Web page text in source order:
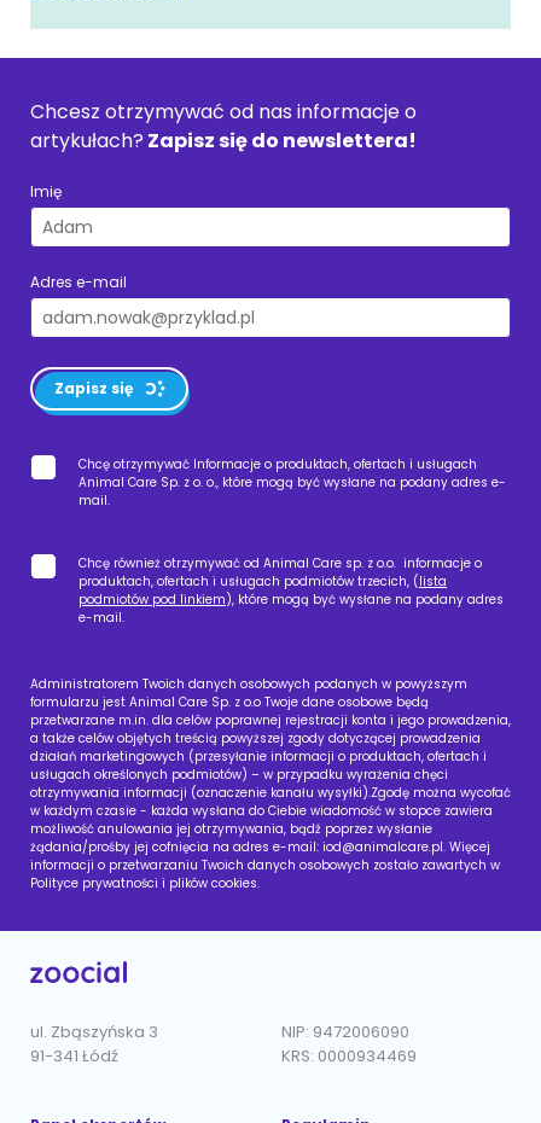
Chcesz otrzymywać od nas informacje o
artykułach? Zapisz się do newslettera!
Imię
Adres e-mail
Zapisz się
Chcę otrzymywać Informacje o produktach, ofertach i usługach
Animal Care Sp. z o. o., które mogą być wysłane na podany adres e-
mail.
Chcę również otrzymywać od Animal Care sp. z o.o. informacje o
produktach, ofertach i usługach podmiotów trzecich, (lista
podmiotów pod linkiem), które mogą być wysłane na podany adres
e-mail.
Administratorem Twoich danych osobowych podanych w powyższym
formularzu jest Animal Care Sp. z o.o Twoje dane osobowe będą
przetwarzane m.in. dla celów poprawnej rejestracji konta i jego prowadzenia,
a także celów objętych treścią powyższej zgody dotyczącej prowadzenia
działań marketingowych (przesyłanie informacji o produktach, ofertach i
usługach określonych podmiotów) – w przypadku wyrażenia chęci
otrzymywania informacji (oznaczenie kanału wysyłki).Zgodę można wycofać
w każdym czasie - każda wysłana do Ciebie wiadomość w stopce zawiera
możliwość anulowania jej otrzymywania, bądź poprzez wysłanie
żądania/prośby jej cofnięcia na adres e-mail: iod@animalcare.pl. Więcej
informacji o przetwarzaniu Twoich danych osobowych zostało zawartych w
Polityce prywatności i plików cookies.
ul. Zbąszyńska 3
91-341 Łódź
NIP: 9472006090
KRS: 0000934469